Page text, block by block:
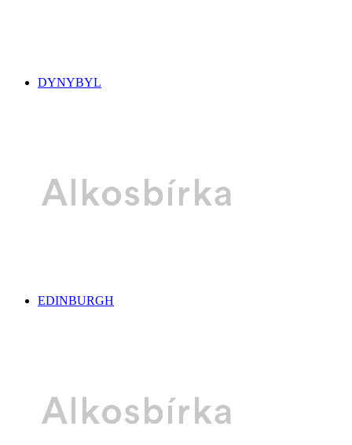
DYNYBYL
EDINBURGH